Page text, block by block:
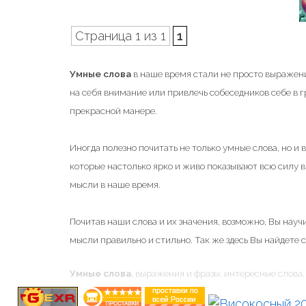
Страница 1 из 1 1
Умные слова в наше время стали не просто
на себя внимание или привлечь собеседников себе
прекрасной манере.
Иногда полезно почитать не только умные слова, но
которые настолько ярко и живо показывают всю
мысли в наше время.
Почитав наши слова и их значения, возможно, Вы
мысли правильно и стильно. Так же здесь Вы
Умные слова , выражения и фразы, интересные